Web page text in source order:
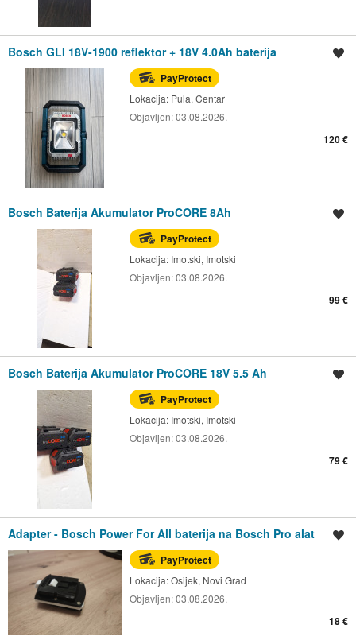
Bosch GLI 18V-1900 reflektor + 18V 4.0Ah baterija
PayProtect
Lokacija: Pula, Centar
Objavljen:03.08.2026.
120 €
Bosch Baterija Akumulator ProCORE 8Ah
PayProtect
Lokacija: Imotski, Imotski
Objavljen:03.08.2026.
99 €
Bosch Baterija Akumulator ProCORE 18V 5.5 Ah
PayProtect
Lokacija: Imotski, Imotski
Objavljen:03.08.2026.
79 €
Adapter - Bosch Power For All baterija na Bosch Pro alat
PayProtect
Lokacija:Osijek, Novi Grad
Objavljen:03.08.2026.
18 €